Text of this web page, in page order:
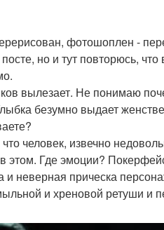
фотошоплен -
но и тут повторюсь,
вылезает. Не понимаю
безумно выдает
человек, извечно
этом. Где эмоции?
неверная прическа
и хреновой ретуши и